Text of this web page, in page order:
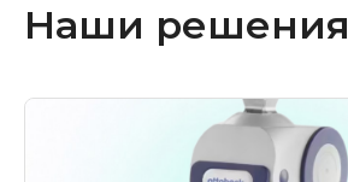
Наши решения